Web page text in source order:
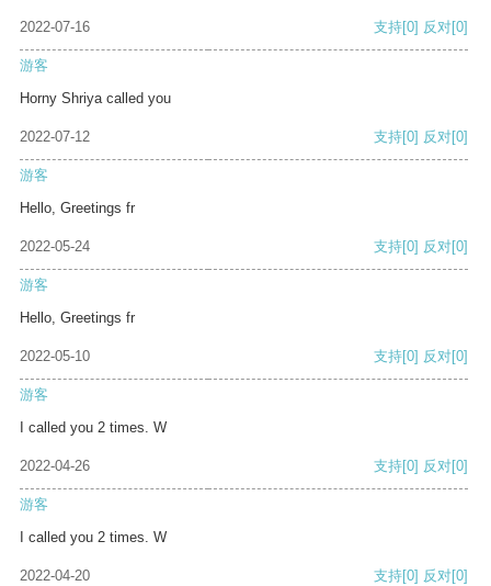
2022-07-16 支持[0] 反对[0]
游客
Horny Shriya called you
2022-07-12 支持[0] 反对[0]
游客
Hello, Greetings fr
2022-05-24 支持[0] 反对[0]
游客
Hello, Greetings fr
2022-05-10 支持[0] 反对[0]
游客
I called you 2 times. W
2022-04-26 支持[0] 反对[0]
游客
I called you 2 times. W
2022-04-20 支持[0] 反对[0]